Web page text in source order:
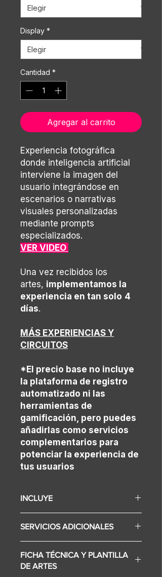
Display *
Cantidad *
Agregar al carrito
Experiencia fotográfica
donde inteligencia artificial
interviene la imagen del
usuario integrándose en
escenarios o narrativas
visuales personalizadas
mediante prompts
especializados.
VER VIDEO
Una vez recibidos los
artes, implementamos la
experiencia en tan solo 4
días.
MÁS EXPERIENCIAS Y
CIRCUITOS
*El precio base no incluye
la plataforma de registro
automatizado ni las
herramientas de
gamificación, pero puedes
añadirlas como servicios
complementarios para
potenciar la experiencia de
tus usuarios
INCLUYE
Configuración de contenido
Desarrollo de software de la
experiencia
Montaje y desmontaje
Implementación:
SERVICIOS ADICIONALES
Plataforma de registro
Plataforma de gamificación
FICHA TÉCNICA Y PLANTILLA
DE ARTES